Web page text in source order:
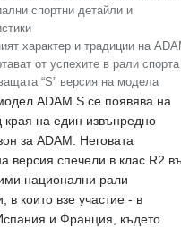
спортни детайли и
характер и традиции на
от успехите в рали
“S” версия на модела
ADAM S се появява на
края на един извънредно
за ADAM. Неговата
версия спечели в клас R2
национални рали
в които взе участие - в
и Франция, където